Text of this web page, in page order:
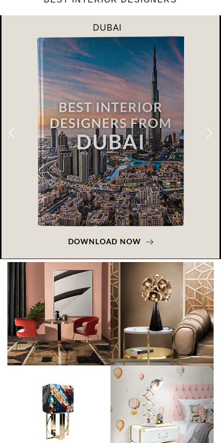
RIYAHD
DOWNLOAD NOW